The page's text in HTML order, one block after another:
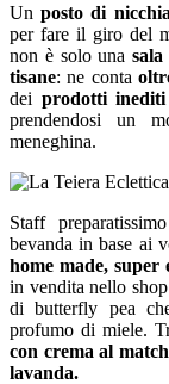
Unposto di nicchia
per fare il giro del
non è solo una
tisane: ne conta
dei prodotti inediti
prendendosi un
meneghina.
Staff
bevanda in base ai
home made, super
in vendita nello
di butterfly pea
profumo di miele.
con crema al
lavanda.